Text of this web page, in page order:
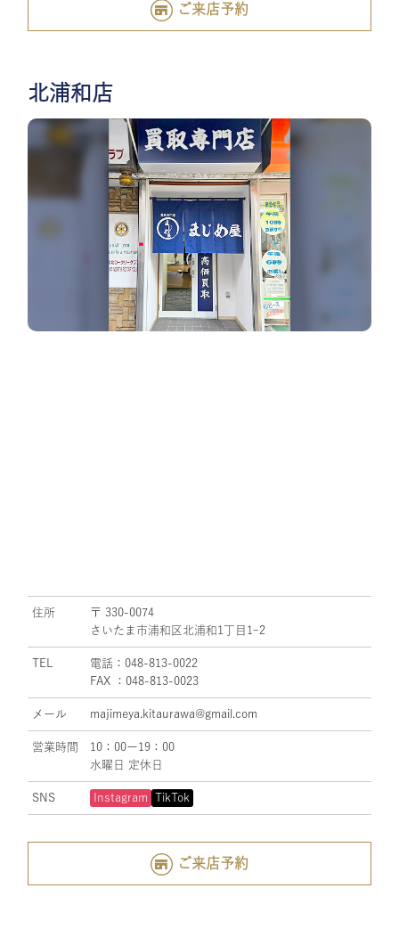
ご来店予約
北浦和店
住所
〒 330-0074
さいたま市浦和区北浦和1丁目1ｰ2
TEL
電話：048-813-0022
FAX ：048-813-0023
メール majimeya.kitaurawa@gmail.com
営業時間
10：00ー19：00
水曜日 定休日
SNS Instagram TikTok
ご来店予約